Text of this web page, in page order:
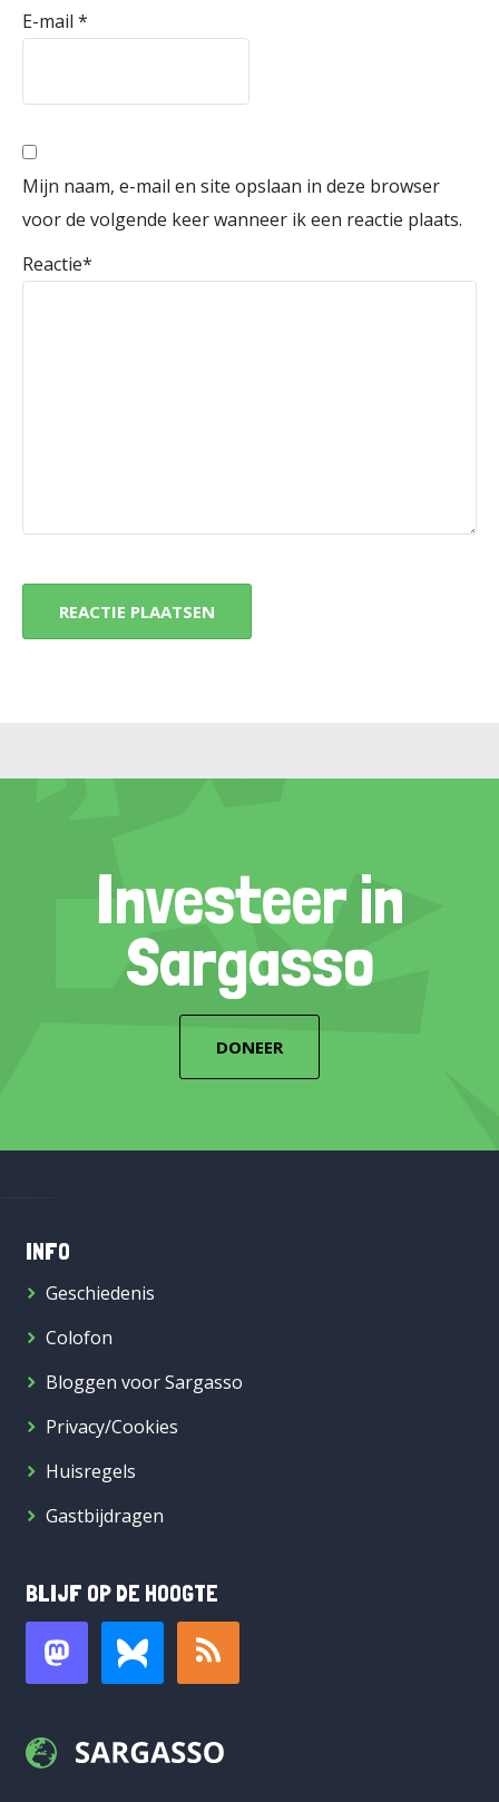
E-mail *
Mijn naam, e-mail en site opslaan in deze browser
voor de volgende keer wanneer ik een reactie plaats.
Reactie*
Investeer in
Sargasso
DONEER
INFO
Geschiedenis
Colofon
Bloggen voor Sargasso
Privacy/Cookies
Huisregels
Gastbijdragen
BLIJF OP DE HOOGTE